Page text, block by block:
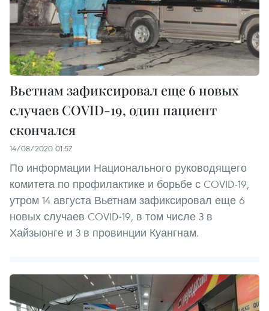
Вьетнам зафиксировал еще 6 новых
случаев COVID-19, один пациент
скончался
14/08/2020 01:57
По информации Национального руководящего
комитета по профилактике и борьбе с COVID-19,
утром 14 августа Вьетнам зафиксировал еще 6
новых случаев COVID-19, в том числе 3 в
Хайзыонге и 3 в провинции Куангнам.